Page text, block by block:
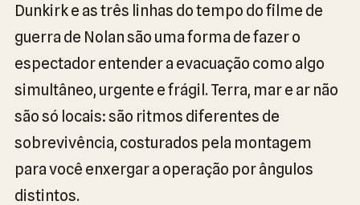
Dunkirk e as três linhas do tempo do filme de
guerra de Nolan são uma forma de fazer o
espectador entender a evacuação como algo
simultâneo, urgente e frágil. Terra, mar e ar não
são só locais: são ritmos diferentes de
sobrevivência, costurados pela montagem
para você enxergar a operação por ângulos
distintos.